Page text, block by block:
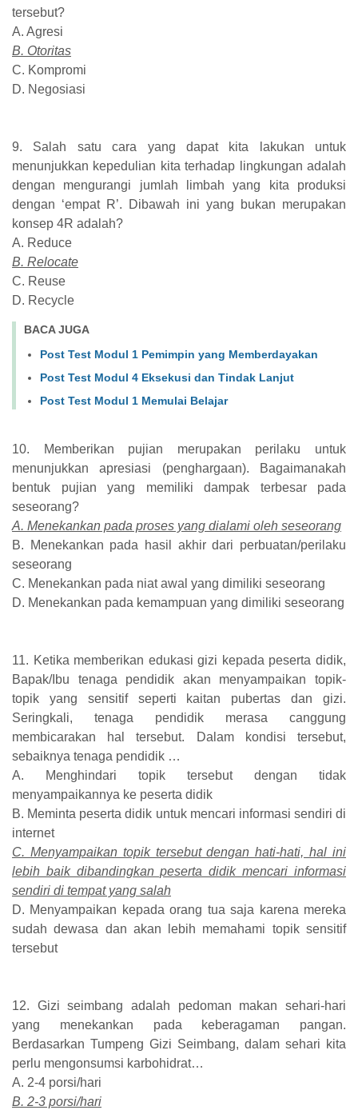
tersebut?
A. Agresi
B. Otoritas
C. Kompromi
D. Negosiasi
9. Salah satu cara yang dapat kita lakukan untuk
menunjukkan kepedulian kita terhadap lingkungan adalah
dengan mengurangi jumlah limbah yang kita produksi
dengan ‘empat R’. Dibawah ini yang bukan merupakan
konsep 4R adalah?
A. Reduce
B. Relocate
C. Reuse
D. Recycle
BACA JUGA
Post Test Modul 1 Pemimpin yang Memberdayakan
Post Test Modul 4 Eksekusi dan Tindak Lanjut
Post Test Modul 1 Memulai Belajar
10. Memberikan pujian merupakan perilaku untuk
menunjukkan apresiasi (penghargaan). Bagaimanakah
bentuk pujian yang memiliki dampak terbesar pada
seseorang?
A. Menekankan pada proses yang dialami oleh seseorang
B. Menekankan pada hasil akhir dari perbuatan/perilaku
seseorang
C. Menekankan pada niat awal yang dimiliki seseorang
D. Menekankan pada kemampuan yang dimiliki seseorang
11. Ketika memberikan edukasi gizi kepada peserta didik,
Bapak/Ibu tenaga pendidik akan menyampaikan topik-
topik yang sensitif seperti kaitan pubertas dan gizi.
Seringkali, tenaga pendidik merasa canggung
membicarakan hal tersebut. Dalam kondisi tersebut,
sebaiknya tenaga pendidik …
A. Menghindari topik tersebut dengan tidak
menyampaikannya ke peserta didik
B. Meminta peserta didik untuk mencari informasi sendiri di
internet
C. Menyampaikan topik tersebut dengan hati-hati, hal ini
lebih baik dibandingkan peserta didik mencari informasi
sendiri di tempat yang salah
D. Menyampaikan kepada orang tua saja karena mereka
sudah dewasa dan akan lebih memahami topik sensitif
tersebut
12. Gizi seimbang adalah pedoman makan sehari-hari
yang menekankan pada keberagaman pangan.
Berdasarkan Tumpeng Gizi Seimbang, dalam sehari kita
perlu mengonsumsi karbohidrat…
A. 2-4 porsi/hari
B. 2-3 porsi/hari